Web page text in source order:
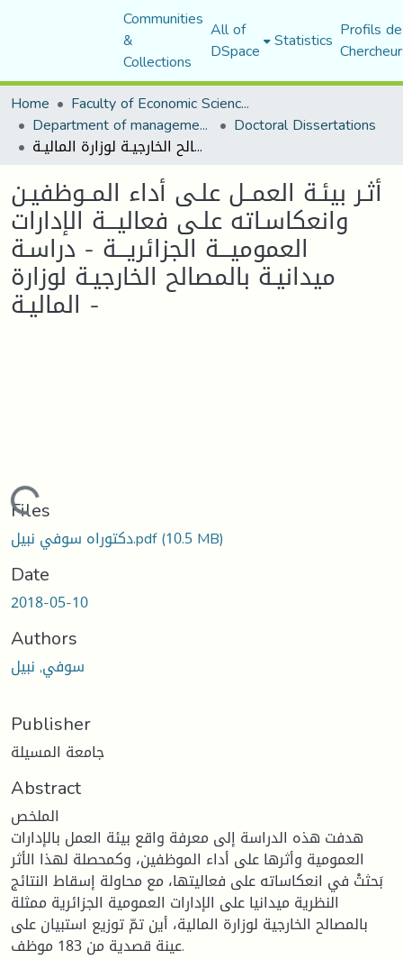
Communities
&
Collections
All of
DSpace Statistics Profils
Home
Faculty of Economic Sciences, Commerce and Management Sciences
Department of management sciences Doctoral Dissertations
أثـر بيئـة العمــل علـى أداء المــوظفيـن وانعكاسـاته علـى فعاليـــة الإدارات العموميـــة الجزائريـــة - دراسـة ميدانيـة بالمصالح الخارجيـة لوزارة الماليـة -
أثـر بيئـة العمــل علـى أداء المــوظفيـن
وانعكاسـاته علـى فعاليـــة الإدارات
العموميـــة الجزائريـــة - دراسـة
ميدانيـة بالمصالح الخارجيـة لوزارة
الماليـة -
Loading...
Files
دكتوراه سوفي نبيل.pdf(10.5 MB)
Date
2018-05-10
Authors
سوفي, نبيل
Publisher
جامعة المسيلة
Abstract
الملخص
هدفت هذه الدراسة إلى معرفة واقع بيئة العمل بالإدارات
العمومية وأثرها على أداء الموظفين، وكمحصلة لهذا الأثر
بَحثتْ في انعكاساته على فعاليتها، مع محاولة إسقاط النتائج
النظرية ميدانيا على الإدارات العمومية الجزائرية ممثلة
بالمصالح الخارجية لوزارة المالية، أين تمّ توزيع استبيان على
عينة قصدية من 183 موظف.